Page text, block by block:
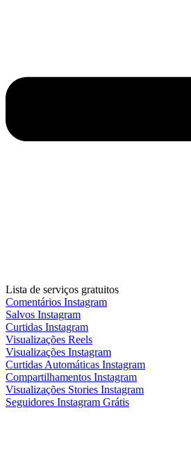
Lista de serviços gratuitos
Comentários Instagram
Salvos Instagram
Curtidas Instagram
Visualizações Reels
Visualizações Instagram
Curtidas Automáticas Instagram
Compartilhamentos Instagram
Visualizações Stories Instagram
Seguidores Instagram Grátis